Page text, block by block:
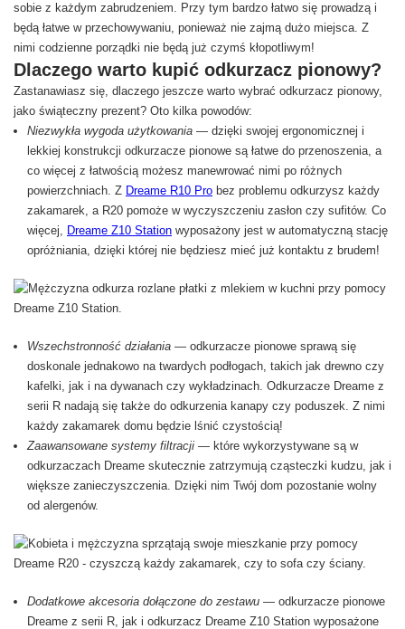
sobie z każdym zabrudzeniem. Przy tym bardzo łatwo się prowadzą i
będą łatwe w przechowywaniu, ponieważ nie zajmą dużo miejsca. Z
nimi codzienne porządki nie będą już czymś kłopotliwym!
Dlaczego warto kupić odkurzacz pionowy?
Zastanawiasz się, dlaczego jeszcze warto wybrać odkurzacz pionowy,
jako świąteczny prezent? Oto kilka powodów:
Niezwykła wygoda użytkowania — dzięki swojej ergonomicznej i
lekkiej konstrukcji odkurzacze pionowe są łatwe do przenoszenia, a
co więcej z łatwością możesz manewrować nimi po różnych
powierzchniach. Z Dreame R10 Pro bez problemu odkurzysz każdy
zakamarek, a R20 pomoże w wyczyszczeniu zasłon czy sufitów. Co
więcej, Dreame Z10 Station wyposażony jest w automatyczną stację
opróżniania, dzięki której nie będziesz mieć już kontaktu z brudem!
Wszechstronność działania — odkurzacze pionowe sprawą się
doskonale jednakowo na twardych podłogach, takich jak drewno czy
kafelki, jak i na dywanach czy wykładzinach. Odkurzacze Dreame z
serii R nadają się także do odkurzenia kanapy czy poduszek. Z nimi
każdy zakamarek domu będzie lśnić czystością!
Zaawansowane systemy filtracji — które wykorzystywane są w
odkurzaczach Dreame skutecznie zatrzymują cząsteczki kudzu, jak i
większe zanieczyszczenia. Dzięki nim Twój dom pozostanie wolny
od alergenów.
Dodatkowe akcesoria dołączone do zestawu — odkurzacze pionowe
Dreame z serii R, jak i odkurzacz Dreame Z10 Station wyposażone